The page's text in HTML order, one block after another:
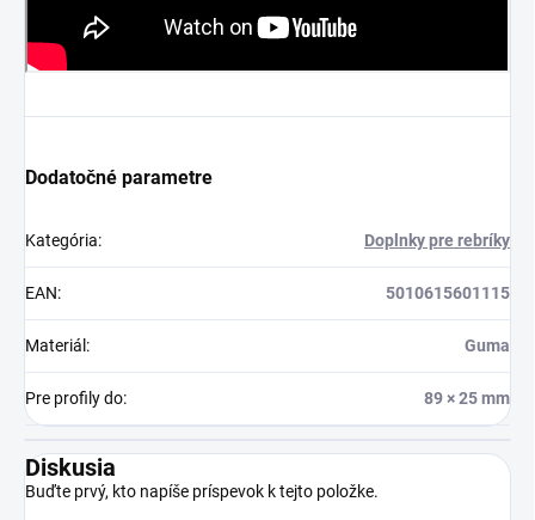
Dodatočné parametre
Kategória: Doplnky pre rebríky
EAN: 5010615601115
Materiál : Guma
Pre profily do: 89 × 25 mm
Diskusia
Buďte prvý, kto napíše príspevok k tejto položke.